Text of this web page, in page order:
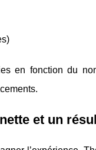
en fonction du
et un